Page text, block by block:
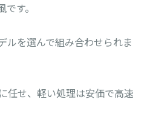
す。
ルを選んで組み合わせられま
任せ、軽い処理は安価で高速